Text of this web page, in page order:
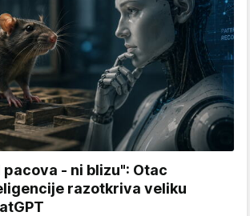
- ni blizu": Otac
razotkriva veliku